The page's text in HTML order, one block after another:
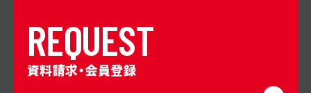
REQUEST
資料請求・会員登録